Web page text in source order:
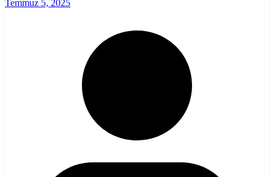
Temmuz 5, 2025